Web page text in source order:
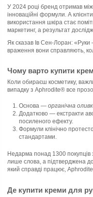
У 2024 році бренд отримав
інноваційні формули. А
використання шкіра стає
маркетинг, а результат
Як сказав Ів Сен-Лоран: «Руки
враження вони справляють,
Чому варто купити
Коли обираєш косметику,
випадку з Aphrodite® все
Основа — органічна
Додатково — екстракти
посиленого ефекту.
Формули клінічно
стандартами.
Недарма понад 1300 покупців
лише слова, а підтверджена
який справді працює,
Де купити креми для